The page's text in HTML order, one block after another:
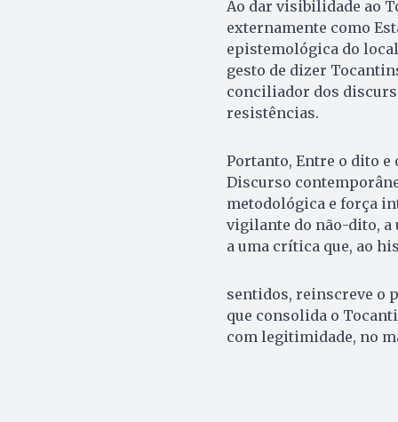
Ao dar visibilidade ao
externamente como
epistemológica do
gesto de dizer
conciliador dos
resistências.
Portanto, Entre o dito
Discurso
metodológica e força
vigilante do não-dito, a
a uma crítica que, ao
sentidos, reinscreve o
que consolida o
com legitimidade, no